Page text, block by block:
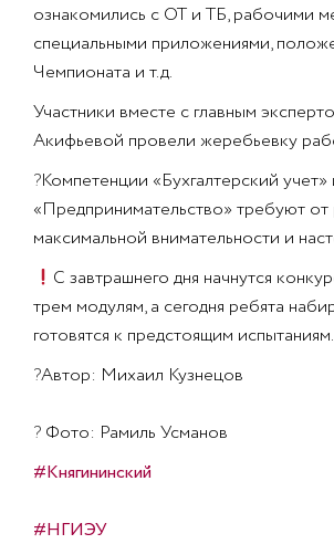
ознакомились с ОТ и ТБ, рабочими
специальными приложениями,
Чемпионата и т.д.
Участники вместе с главным
Акифьевой провели жеребьевку
?Компетенции «Бухгалтерский учет»
«Предпринимательство» требуют от
максимальной внимательности и
С завтрашнего дня начнутся
трем модулям, а сегодня ребята
готовятся к предстоящим испытаниям.
?Автор: Михаил Кузнецов
? Фото: Рамиль Усманов
#Княгининский
#НГИЭУ